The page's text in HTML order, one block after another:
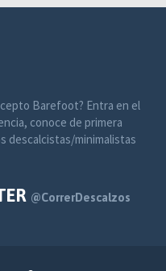
Barefoot? Entra en el
conoce de primera
descalcistas/minimalistas
@CorrerDescalzos